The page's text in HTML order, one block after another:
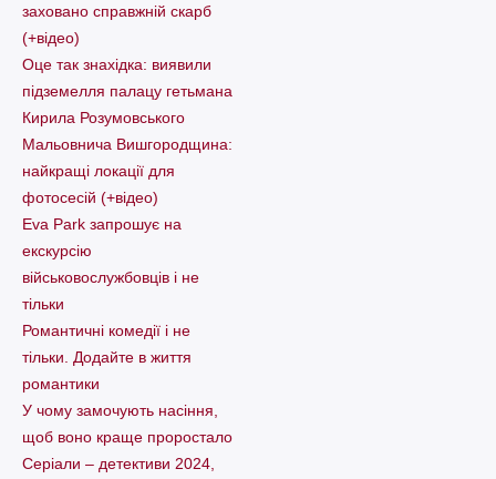
заховано справжній скарб
(+відео)
Оце так знахідка: виявили
підземелля палацу гетьмана
Кирила Розумовського
Мальовнича Вишгородщина:
найкращі локації для
фотосесій (+відео)
Eva Park запрошує на
екскурсію
військовослужбовців і не
тільки
Романтичні комедії і не
тільки. Додайте в життя
романтики
У чому замочують насіння,
щоб воно краще проростало
Серіали – детективи 2024,